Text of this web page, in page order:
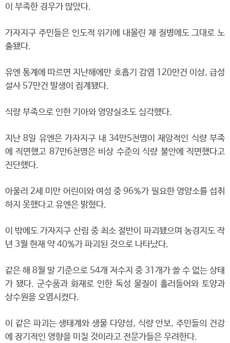
이 부족한 경우가 많았다.
가자지구 주민들은 인도적 위기에 내몰린 채 질병에도 그대로 노
출됐다.
유엔 통계에 따르면 지난해에만 호흡기 감염 120만건 이상, 급성
설사 57만건 발생이 집계됐다.
식량 부족으로 인한 기아와 영양실조도 심각했다.
지난 8일 유엔은 가자지구 내 34만5천명이 재앙적인 식량 부족
에 직면했고 87만6천명은 비상 수준의 식량 불안에 직면했다고
진단했다.
아울러 2세 미만 어린이와 여성 중 96%가 필요한 영양소를 섭취
하지 못했다고 유엔은 밝혔다.
이 밖에도 가자지구 산림 중 최소 절반이 파괴됐으며 농경지도 작
년 3월 현재 약 40%가 파괴된 것으로 나타났다.
같은 해 8월 말 기준으로 54개 저수지 중 31개가 쓸 수 없는 상태
가 됐다. 군수품과 화재로 인한 독성 물질이 흘러들어와 토양과
상수원을 오염시켰다.
이 같은 파괴는 생태계와 생물 다양성, 식량 안보, 주민들의 건강
에 장기적인 영향을 미칠 것이라고 전문가들은 우려한다.